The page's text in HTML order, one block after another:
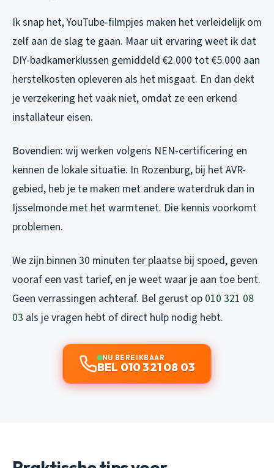
Ik snap het, YouTube-filmpjes maken het verleidelijk om
zelf aan de slag te gaan. Maar uit ervaring weet ik dat
DIY-badkamerklussen gemiddeld €2.000 tot €5.000 aan
herstelkosten opleveren als het misgaat. En dan dekt
je verzekering het vaak niet, omdat ze een erkend
installateur eisen.
Bovendien: wij werken volgens NEN-certificering en
kennen de lokale situatie. In Rozenburg, bij het AVR-
gebied, heb je te maken met andere waterdruk dan in
Ijsselmonde met het warmtenet. Die kennis voorkomt
problemen.
We zijn binnen 30 minuten ter plaatse bij spoed, geven
vooraf een vast tarief, en je weet waar je aan toe bent.
Geen verrassingen achteraf. Bel gerust op 010 321 08
03 als je vragen hebt of direct hulp nodig hebt.
NU BEREIKBAAR
BEL 010 321 08 03